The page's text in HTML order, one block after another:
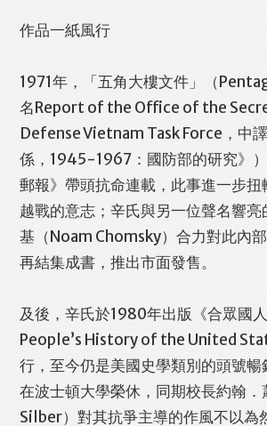
作品一紙風行
1971年，「五角大樓文件」（
名Report of the Office of the
Defense Vietnam Task Force，中
係，1945-1967：國防部的研究》
郵報》帶頭抗命連載，此事進一步
越戰的意志；辛氏與另一位聲名響
基（Noam Chomsky）合力對此內
再結集成書，推出市面發售。
及後，辛氏於1980年出版《合眾國
People’s History of the United
行，至今仍是美國史學類別的頭號
在波士頓大學榮休，同期校長約翰．
Silber）對其抗爭主導的作風不以為